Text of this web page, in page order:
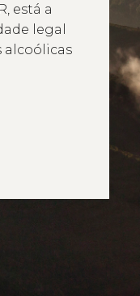
está a
legal
alcoólicas